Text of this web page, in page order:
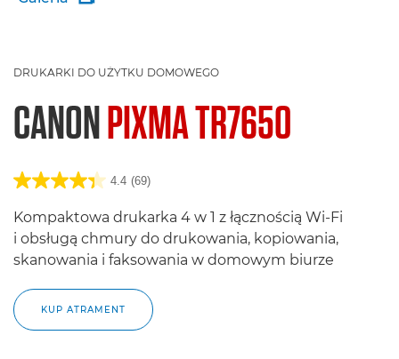
DRUKARKI DO UŻYTKU DOMOWEGO
CANONPIXMA TR7650
4.4 (69)
Kompaktowa drukarka 4 w 1 z łącznością Wi-Fi
i obsługą chmury do drukowania, kopiowania,
skanowania i faksowania w domowym biurze
KUP ATRAMENT